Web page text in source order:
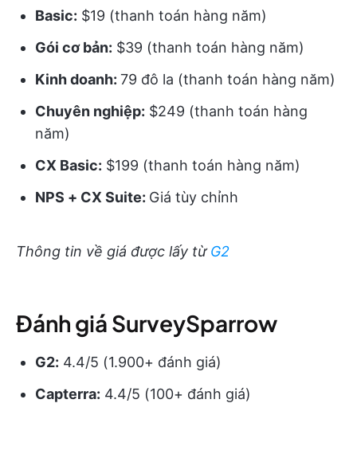
Basic: $19 (thanh toán hàng năm)
Gói cơ bản: $39 (thanh toán hàng năm)
Kinh doanh: 79 đô la (thanh toán hàng năm)
Chuyên nghiệp: $249 (thanh toán hàng
năm)
CX Basic: $199 (thanh toán hàng năm)
NPS + CX Suite: Giá tùy chỉnh
Thông tin về giá được lấy từG2
Đánh giá SurveySparrow
G2: 4.4/5 (1.900+ đánh giá)
Capterra: 4.4/5 (100+ đánh giá)